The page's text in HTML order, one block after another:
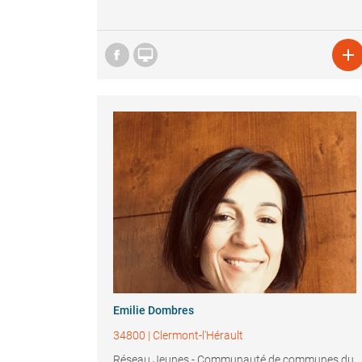
 
Emilie Dombres
34800 | Clermont-l'Hérault